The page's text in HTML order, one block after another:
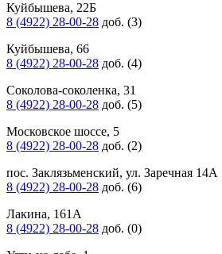
Куйбышева, 22Б
8 (4922) 28-00-28 доб. (3)
Куйбышева, 66
8 (4922) 28-00-28 доб. (4)
Соколова-соколенка, 31
8 (4922) 28-00-28 доб. (5)
Московское шоссе, 5
8 (4922) 28-00-28 доб. (2)
пос. Заклязьменский, ул. Заречная 14А
8 (4922) 28-00-28 доб. (6)
Лакина, 161А
8 (4922) 28-00-28 доб. (0)